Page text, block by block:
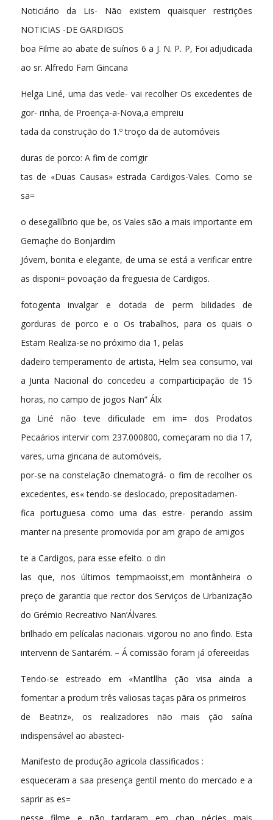
Noticiário da Lis- Não existem quaisquer restrições
NOTICIAS -DE GARDIGOS
boa Filme ao abate de suínos 6 a J. N. P. P, Foi adjudicada
ao sr. Alfredo Fam Gincana
Helga Liné, uma das vede- vai recolher Os excedentes de
gor- rinha, de Proença-a-Nova,a empreiu
tada da construção do 1.º troço da de automóveis
duras de porco: A fim de corrigir
tas de «Duas Causas» estrada Cardigos-Vales. Como se
sa=
o desegallíbrio que be, os Vales são a mais importante em
Gernaçhe do Bonjardim
Jóvem, bonita e elegante, de uma se está a verificar entre
as disponi= povoação da freguesia de Cardigos.
fotogenta invalgar e dotada de perm bilidades de
gorduras de porco e o Os trabalhos, para os quais o
Estam Realiza-se no próximo dia 1, pelas
dadeiro temperamento de artista, Helm sea consumo, vai
a Junta Nacional do concedeu a comparticipação de 15
horas, no campo de jogos Nan” Álx
ga Liné não teve dificulade em im= dos Prodatos
Pecaários intervir com 237.000800, começaram no dia 17,
vares, uma gincana de automóveis,
por-se na constelação clnematográ- o fim de recolher os
excedentes, es« tendo-se deslocado, prepositadamen-
fica portuguesa como uma das estre- perando assim
manter na presente promovida por am grapo de amigos
te a Cardigos, para esse efeito. o din
las que, nos últimos tempmaoisst,em montânheira o
preço de garantia que rector dos Serviços de Urbanização
do Grémio Recreativo Nan’Álvares.
brilhado em pelícalas nacionais. vigorou no ano findo. Esta
intervenn de Santarém. – Á comissão foram já ofereeidas
Tendo-se estreado em «Mantllha ção visa ainda a
fomentar a produm três valiosas taças pãra os primeiros
de Beatriz», os realizadores não mais ção saína
indispensável ao abasteci-
Manifesto de produção agricola classificados :
esqueceram a saa presença gentil mento do mercado e a
saprir as es=